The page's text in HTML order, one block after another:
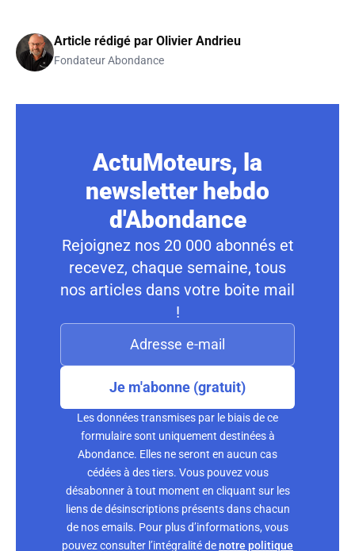
Article rédigé par Olivier Andrieu
Fondateur Abondance
ActuMoteurs, la
newsletter hebdo
d'Abondance
Rejoignez nos 20 000 abonnés et
recevez, chaque semaine, tous
nos articles dans votre boite mail
!
Je m'abonne (gratuit)
Les données transmises par le biais de ce
formulaire sont uniquement destinées à
Abondance. Elles ne seront en aucun cas
cédées à des tiers. Vous pouvez vous
désabonner à tout moment en cliquant sur les
liens de désinscriptions présents dans chacun
de nos emails. Pour plus d’informations, vous
pouvez consulter l’intégralité denotre politique